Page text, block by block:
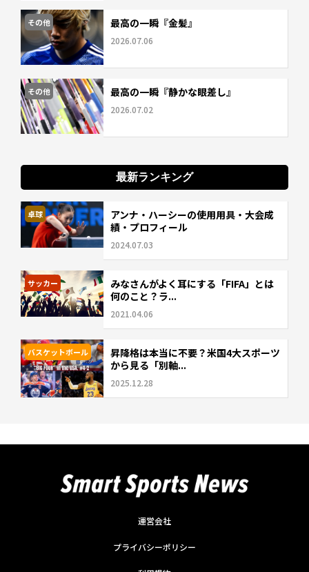
その他 最高の一瞬『金髪』
2026.07.06
その他 最高の一瞬『静かな眼差し』
2026.07.02
最新ランキング
卓球
アンナ・ハーシーの使用用具・大会成
績・プロフィール
2024.07.03
サッカー
みなさんがよく耳にする「FIFA」とは
何のこと？ラ...
2021.04.06
バスケットボール
昇降格は本当に不要？米国4大スポーツ
から見る「別軸...
2025.12.28
運営会社
プライバシーポリシー